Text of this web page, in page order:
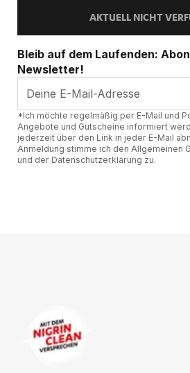
AKTUELL NICHT
Bleib auf dem Laufenden:
Newsletter!
*Ich möchte regelmäßig per E-Mail und
Angebote und Gutscheine informiert
jederzeit über den Link in jeder E-Mail
Anmeldung stimme ich den Allgemeinen
und der Datenschutzerklärung zu.